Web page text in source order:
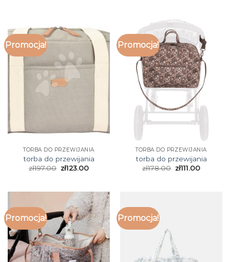
Promocja!
TORBA DO PRZEWIJANIA
torba do przewijania
zł197.00 zł123.00
Promocja!
TORBA DO PRZEWIJANIA
torba do przewijania
zł178.00 zł111.00
Promocja! Promocja!